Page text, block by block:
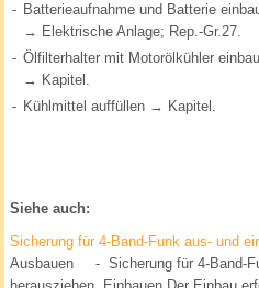
- Batterieaufnahme und Batterie
→ Elektrische Anlage; Rep.-Gr.27.
- Ölfilterhalter mit Motorölkühler
→ Kapitel.
- Kühlmittel auffüllen → Kapitel.
Siehe auch:
Sicherung für 4-Band-Funk aus- und
Ausbauen - Sicherung für 4-Band-